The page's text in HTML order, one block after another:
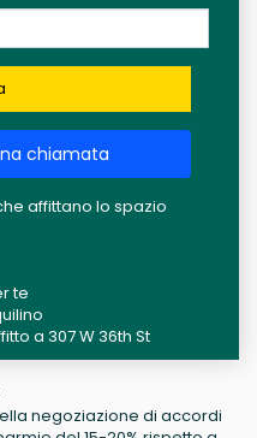
chiamata
affittano lo spazio
te
a 307 W 36th St
negoziazione di accordi